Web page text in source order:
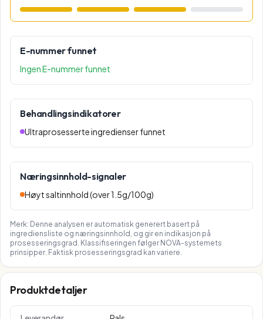
E-nummer funnet
Ingen E-nummer funnet
Behandlingsindikatorer
Ultraprosesserte ingredienser funnet
Næringsinnhold-signaler
Høyt saltinnhold (over 1.5g/100g)
Merk: Denne analysen er automatisk generert basert på
ingrediensliste og næringsinnhold, og gir en indikasjon på
prosesseringsgrad. Klassifiseringen følger NOVA-systemets
prinsipper. Faktisk prosesseringsgrad kan variere.
Produktdetaljer